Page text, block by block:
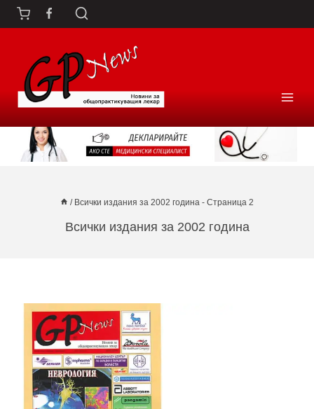
Към
съдържанието
/ Всички издания за 2002 година - Страница 2
Всички издания за 2002 година